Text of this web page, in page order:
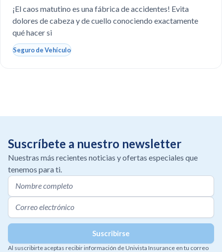
Florida?
¡El caos matutino es una fábrica de accidentes! Evita
dolores de cabeza y de cuello conociendo exactamente
qué hacer si
Seguro de Vehículo
Suscríbete a nuestro newsletter
Nuestras más recientes noticias y ofertas especiales que
tenemos para ti.
Al suscribirte aceptas recibir información de Univista Insurance en tu correo